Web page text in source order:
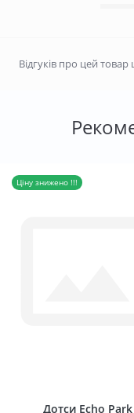
Відгуків про цей
Ціну знижено !!!
Дотси Echo Park